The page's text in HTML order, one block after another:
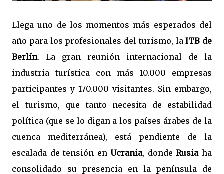
Llega uno de los momentos más esperados del
año para los profesionales del turismo, laITB de
Berlín. La gran reunión internacional de la
industria turística con más 10.000 empresas
participantes y 170.000 visitantes. Sin embargo,
el turismo, que tanto necesita de estabilidad
política (que se lo digan a los países árabes de la
cuenca mediterránea), está pendiente de la
escalada de tensión enUcrania, dondeRusiaha
consolidado su presencia en la península de